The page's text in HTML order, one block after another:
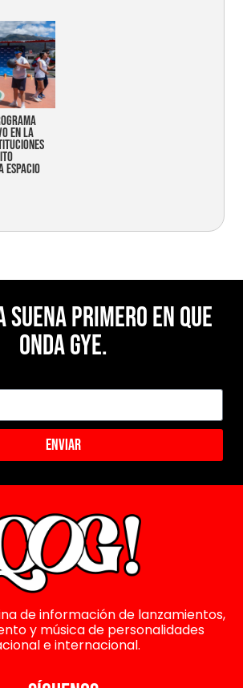
en la
espacio
primero en Que
Onda Gye.
Enviar
de información de lanzamientos,
y música de personalidades
e internacional.